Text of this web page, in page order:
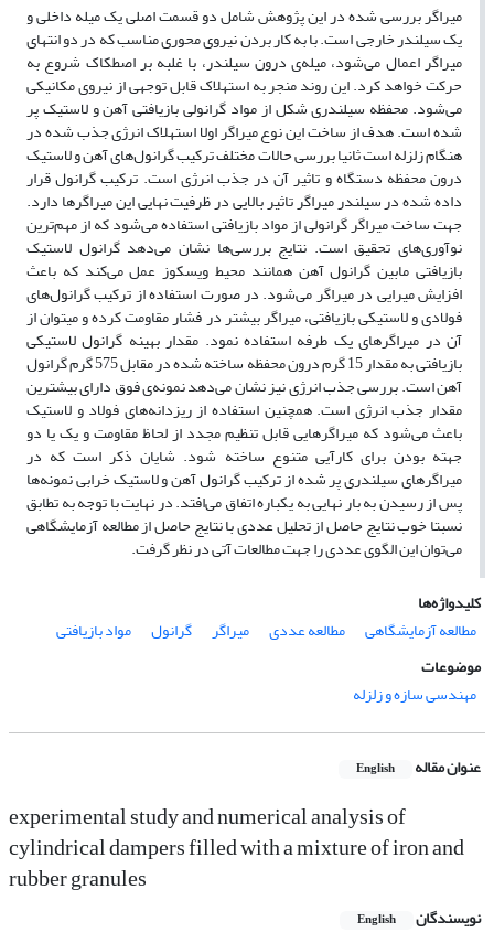
میراگر بررسی شده در این پژوهش شامل دو قسمت اصلی یک میله داخلی و
یک سیلندر خارجی است. با به کار بردن نیروی محوری مناسب که در دو انتهای
میراگر اعمال می‌شود، میله‌ی درون سیلندر، با غلبه بر اصطکاک شروع به
حرکت خواهد کرد. این روند منجر به استهلاک قابل توجهی از نیروی مکانیکی
می‌شود. محفظه سیلندری شکل از مواد گرانولی بازیافتی آهن و لاستیک پر
شده است. هدف از ساخت این نوع میراگر اولا استهلاک انرژی جذب شده در
هنگام زلزله است ثانیا بررسی حالات مختلف ترکیب گرانول‌های آهن و لاستیک
درون محفظه دستگاه و تاثیر آن در جذب انرژی است. ترکیب گرانول قرار
داده شده در سیلندر میراگر تاثیر بالایی در ظرفیت نهایی این میراگرها دارد.
جهت ساخت میراگر گرانولی از مواد بازیافتی استفاده می‌شود که از مهم‌ترین
نوآوری‌های تحقیق است. نتایج بررسی‌ها نشان می‌دهد گرانول لاستیک
بازیافتی مابین گرانول آهن همانند محیط ویسکوز عمل می‌کند که باعث
افزایش میرایی در میراگر می‌شود. در صورت استفاده از ترکیب گرانول‌های
فولادی و لاستیکی بازیافتی، میراگر بیشتر در فشار مقاومت کرده و میتوان از
آن در میراگرهای یک طرفه استفاده نمود. مقدار بهینه گرانول لاستیکی
بازیافتی به مقدار 15 گرم درون محفظه ساخته شده در مقابل 575 گرم گرانول
آهن است. بررسی جذب انرژی نیز نشان می‌دهد نمونه‌ی فوق دارای بیشترین
مقدار جذب انرژی است. همچنین استفاده از ریزدانه‌های فولاد و لاستیک
باعث می‌شود که میراگرهایی قابل تنظیم مجدد از لحاظ مقاومت و یک یا دو
جهته بودن برای کارآیی متنوع ساخته شود. شایان ذکر است که در
میراگرهای سیلندری پر شده از ترکیب گرانول آهن و لاستیک خرابی نمونه‌ها
پس از رسیدن به بار نهایی به یکباره اتفاق می‌افتد. در نهایت با توجه به تطابق
نسبتا خوب نتایج حاصل از تحلیل عددی با نتایج حاصل از مطالعه آزمایشگاهی
می‌توان این الگوی عددی را جهت مطالعات آتی در نظر گرفت.
کلیدواژه‌ها
مطالعه آزمایشگاهی
مطالعه عددی میراگر گرانول
مواد بازیافتی
موضوعات
مهندسی سازه و زلزله
عنوان مقاله English
experimental study and numerical analysis of
cylindrical dampers filled with a mixture of iron and
rubber granules
نویسندگان English